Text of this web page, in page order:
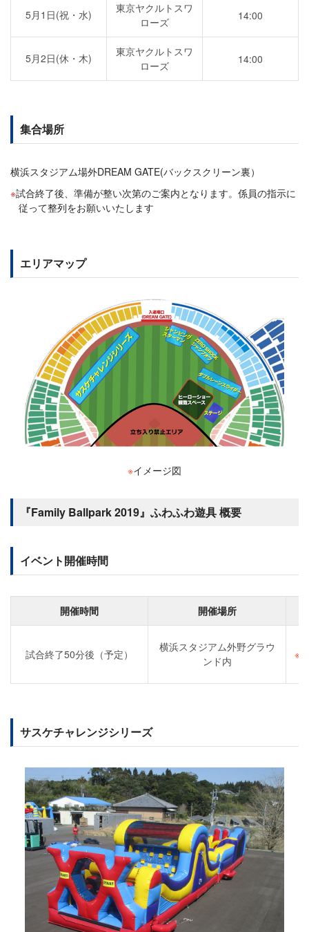
5月1日(祝・水)
東京ヤクルトスワ
ローズ
14:00
5月2日(休・木)
東京ヤクルトスワ
ローズ
14:00
集合場所
横浜スタジアム場外DREAM GATE(バックスクリーン裏）
試合終了後、準備が整い次第のご案内となります。係員の指示に
従って整列をお願いいたします
エリアマップ
※イメージ図
『Family Ballpark 2019』ふわふわ遊具 概要
イベント開催時間
開催時間 開催場所
試合終了50分後（予定）
横浜スタジアム外野グラウ
ンド内
※
サスケチャレンジシリーズ